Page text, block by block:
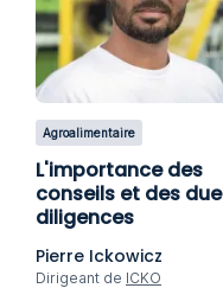
Agroalimentaire
L'importance des
conseils et des due
diligences
Pierre Ickowicz
Dirigeant de ICKO